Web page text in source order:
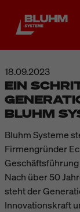
18.09.2023
EIN
BLUHM
Bluhm Systeme
Firmengründer
Nach über 50
steht der
Innovationskraft